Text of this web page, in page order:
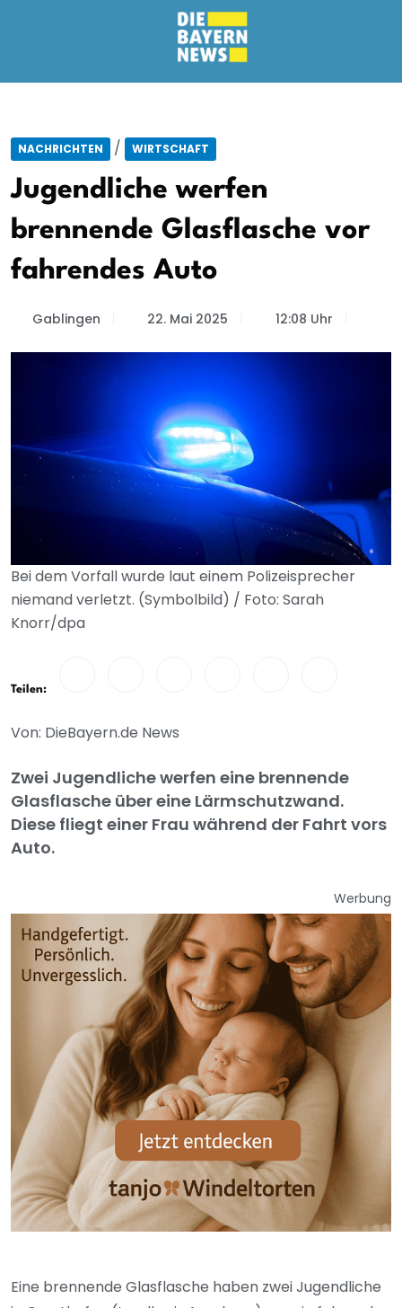
NACHRICHTEN / WIRTSCHAFT
Jugendliche werfen
brennende Glasflasche vor
fahrendes Auto
Gablingen 22. Mai 2025 12:08 Uhr
Bei dem Vorfall wurde laut einem Polizeisprecher
niemand verletzt. (Symbolbild) / Foto: Sarah
Knorr/dpa
Teilen:
Von: DieBayern.de News
Zwei Jugendliche werfen eine brennende
Glasflasche über eine Lärmschutzwand.
Diese fliegt einer Frau während der Fahrt vors
Auto.
Werbung
Eine brennende Glasflasche haben zwei Jugendliche